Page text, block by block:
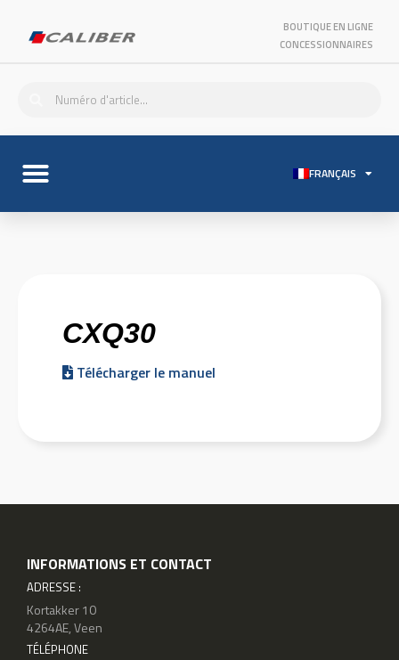
BOUTIQUE EN LIGNE
CONCESSIONNAIRES
FRANÇAIS
CXQ30
Télécharger le manuel
INFORMATIONS ET CONTACT
ADRESSE :
Kortakker 10
4264AE, Veen
TÉLÉPHONE